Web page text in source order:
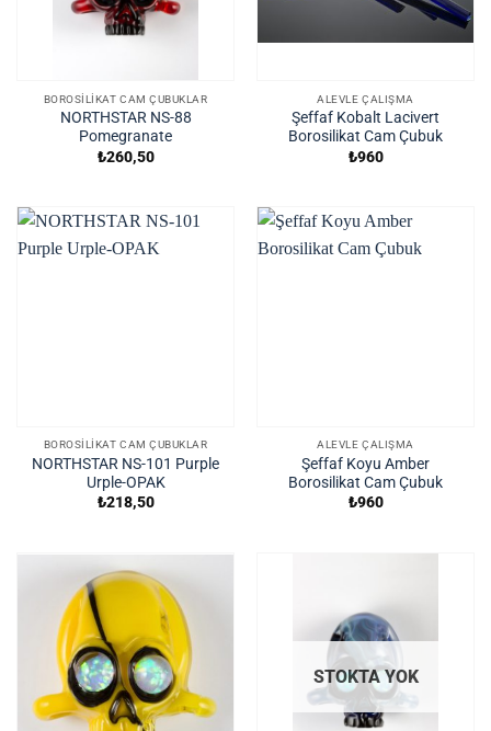
BOROSILIKAT CAM ÇUBUKLAR
NORTHSTAR NS-88
Pomegranate
₺260,50
ALEVLE ÇALIŞMA
Şeffaf Kobalt Lacivert
Borosilikat Cam Çubuk
₺960
BOROSILIKAT CAM ÇUBUKLAR
NORTHSTAR NS-101 Purple
Urple-OPAK
₺218,50
ALEVLE ÇALIŞMA
Şeffaf Koyu Amber
Borosilikat Cam Çubuk
₺960
STOKTA YOK